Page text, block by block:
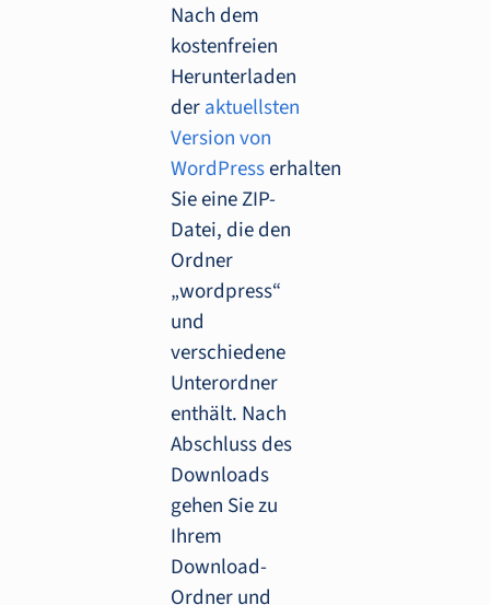
Nach dem
kostenfreien
Herunterladen
deraktuellsten
Version von
WordPresserhalten
Sie eine ZIP-
Datei, die den
Ordner
„wordpress“
und
verschiedene
Unterordner
enthält. Nach
Abschluss des
Downloads
gehen Sie zu
Ihrem
Download-
Ordner und